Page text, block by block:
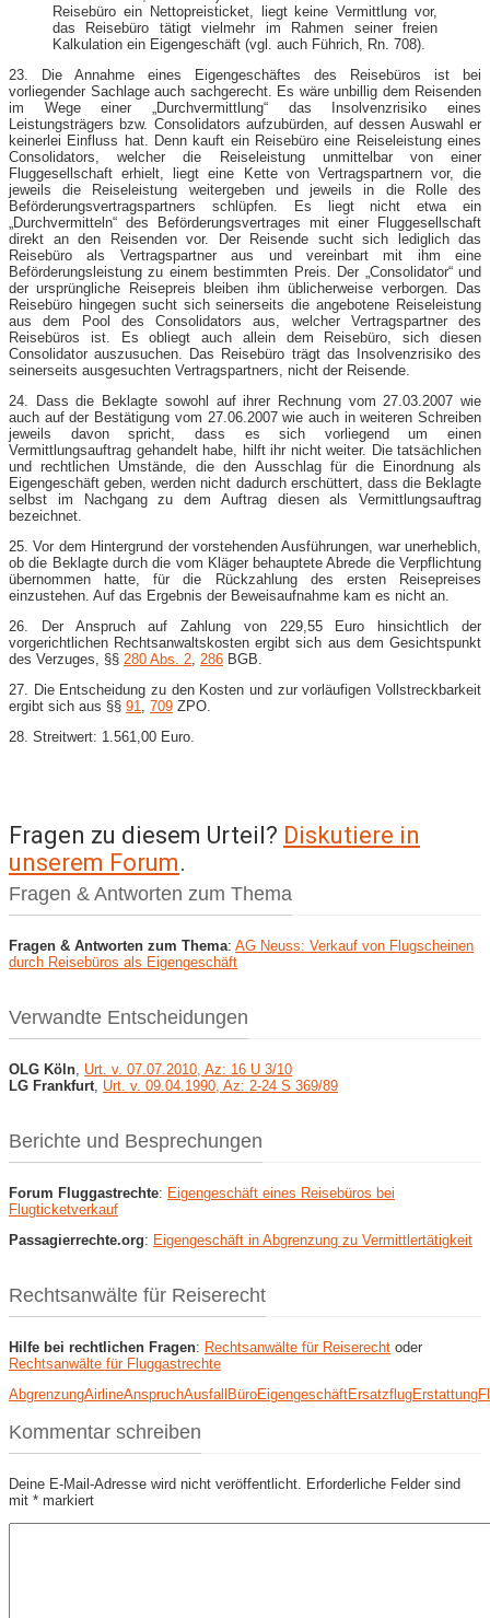
Reisebüro ein Nettopreisticket, liegt keine Vermittlung vor,
das Reisebüro tätigt vielmehr im Rahmen seiner freien
Kalkulation ein Eigengeschäft (vgl. auch Führich, Rn. 708).
23. Die Annahme eines Eigengeschäftes des Reisebüros ist bei
vorliegender Sachlage auch sachgerecht. Es wäre unbillig dem Reisenden
im Wege einer „Durchvermittlung“ das Insolvenzrisiko eines
Leistungsträgers bzw. Consolidators aufzubürden, auf dessen Auswahl er
keinerlei Einfluss hat. Denn kauft ein Reisebüro eine Reiseleistung eines
Consolidators, welcher die Reiseleistung unmittelbar von einer
Fluggesellschaft erhielt, liegt eine Kette von Vertragspartnern vor, die
jeweils die Reiseleistung weitergeben und jeweils in die Rolle des
Beförderungsvertragspartners schlüpfen. Es liegt nicht etwa ein
„Durchvermitteln“ des Beförderungsvertrages mit einer Fluggesellschaft
direkt an den Reisenden vor. Der Reisende sucht sich lediglich das
Reisebüro als Vertragspartner aus und vereinbart mit ihm eine
Beförderungsleistung zu einem bestimmten Preis. Der „Consolidator“ und
der ursprüngliche Reisepreis bleiben ihm üblicherweise verborgen. Das
Reisebüro hingegen sucht sich seinerseits die angebotene Reiseleistung
aus dem Pool des Consolidators aus, welcher Vertragspartner des
Reisebüros ist. Es obliegt auch allein dem Reisebüro, sich diesen
Consolidator auszusuchen. Das Reisebüro trägt das Insolvenzrisiko des
seinerseits ausgesuchten Vertragspartners, nicht der Reisende.
24. Dass die Beklagte sowohl auf ihrer Rechnung vom 27.03.2007 wie
auch auf der Bestätigung vom 27.06.2007 wie auch in weiteren Schreiben
jeweils davon spricht, dass es sich vorliegend um einen
Vermittlungsauftrag gehandelt habe, hilft ihr nicht weiter. Die tatsächlichen
und rechtlichen Umstände, die den Ausschlag für die Einordnung als
Eigengeschäft geben, werden nicht dadurch erschüttert, dass die Beklagte
selbst im Nachgang zu dem Auftrag diesen als Vermittlungsauftrag
bezeichnet.
25. Vor dem Hintergrund der vorstehenden Ausführungen, war unerheblich,
ob die Beklagte durch die vom Kläger behauptete Abrede die Verpflichtung
übernommen hatte, für die Rückzahlung des ersten Reisepreises
einzustehen. Auf das Ergebnis der Beweisaufnahme kam es nicht an.
26. Der Anspruch auf Zahlung von 229,55 Euro hinsichtlich der
vorgerichtlichen Rechtsanwaltskosten ergibt sich aus dem Gesichtspunkt
des Verzuges, §§ 280 Abs. 2 286 BGB.
27. Die Entscheidung zu den Kosten und zur vorläufigen Vollstreckbarkeit
ergibt sich aus §§ 91 709 ZPO.
28. Streitwert: 1.561,00 Euro.
Fragen zu diesem Urteil? Diskutiere in
unserem Forum.
Fragen & Antworten zum Thema
Fragen & Antworten zum Thema: AG Neuss: Verkauf von Flugscheinen
durch Reisebüros als Eigengeschäft
Verwandte Entscheidungen
OLG Köln Urt. v. 07.07.2010, Az: 16 U 3/10
LG Frankfurt Urt. v. 09.04.1990, Az: 2-24 S 369/89
Berichte und Besprechungen
Forum Fluggastrechte: Eigengeschäft eines Reisebüros bei
Flugticketverkauf
Passagierrechte.org: Eigengeschäft in Abgrenzung zu Vermittlertätigkeit
Rechtsanwälte für Reiserecht
Hilfe bei rechtlichen Fragen: Rechtsanwälte für Reiserecht oder
Rechtsanwälte für Fluggastrechte
AbgrenzungAirlineAnspruchAusfallBüroEigengeschäftErsatzflugErstattung
Kommentar schreiben
Deine E-Mail-Adresse wird nicht veröffentlicht. Erforderliche Felder sind
mit * markiert